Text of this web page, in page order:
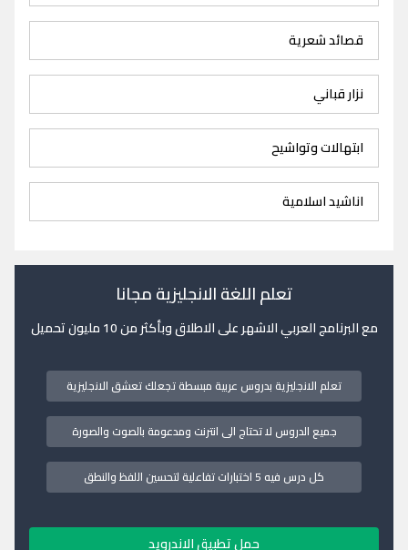
قصائد شعرية
نزار قباني
ابتهالات وتواشيح
اناشيد اسلامية
تعلم اللغة الانجليزية مجانا
مع البرنامج العربي الاشهر على الاطلاق وبأكثر من 10 مليون تحميل
تعلم الانجليزية بدروس عربية مبسطة تجعلك تعشق الانجليزية
جميع الدروس لا تحتاج الى انترنت ومدعومة بالصوت والصورة
كل درس فيه 5 اختبارات تفاعلية لتحسين اللفظ والنطق
حمل تطبيق الاندرويد